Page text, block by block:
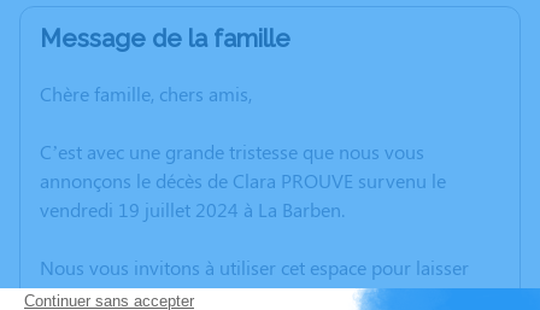
Message de la famille
Chère famille, chers amis,
C’est avec une grande tristesse que nous vous
annonçons le décès de Clara PROUVE survenu le
vendredi 19 juillet 2024 à La Barben.
Nous vous invitons à utiliser cet espace pour laisser
vos condoléances, partager des photos souvenirs, une